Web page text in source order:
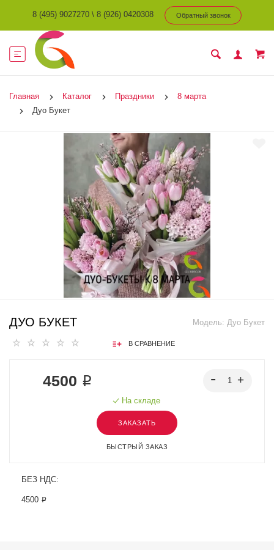
8 (495) 9027270 \ 8 (926) 0420308 Обратный звонок
Главная Каталог Праздники
8 марта
Дуо Букет
Модель: Дуо Букет
ДУО БУКЕТ
В СРАВНЕНИЕ
4500 ₽
На складе
ЗАКАЗАТЬ
БЫСТРЫЙ ЗАКАЗ
БЕЗ НДС:
4500 ₽